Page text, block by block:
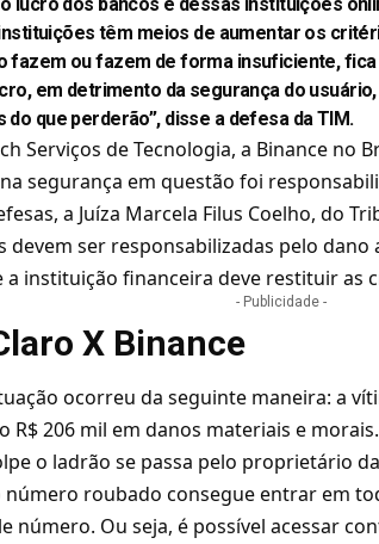
têm meios de aumentar os
fazem ou fazem de forma insuficiente,
em detrimento da segurança do
do que perderão”, disse a defesa da TIM.
Serviços de Tecnologia, a Binance no
segurança em questão foi
a Juíza Marcela Filus Coelho, do
devem ser responsabilizadas pelo dano
a instituição financeira deve restituir as
- Publicidade -
X Binance
ocorreu da seguinte maneira: a
R$ 206 mil em danos materiais e morais.
o ladrão se passa pelo proprietário
número roubado consegue entrar em
número. Ou seja, é possível acessar